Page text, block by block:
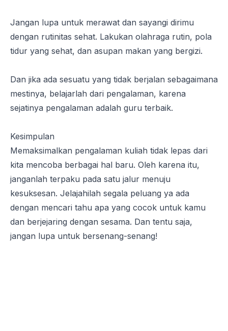
Jangan lupa untuk merawat dan sayangi dirimu
dengan rutinitas sehat. Lakukan olahraga rutin, pola
tidur yang sehat, dan asupan makan yang bergizi.
Dan jika ada sesuatu yang tidak berjalan sebagaimana
mestinya, belajarlah dari pengalaman, karena
sejatinya pengalaman adalah guru terbaik.
Kesimpulan
Memaksimalkan pengalaman kuliah tidak lepas dari
kita mencoba berbagai hal baru. Oleh karena itu,
janganlah terpaku pada satu jalur menuju
kesuksesan. Jelajahilah segala peluang ya ada
dengan mencari tahu apa yang cocok untuk kamu
dan berjejaring dengan sesama. Dan tentu saja,
jangan lupa untuk bersenang-senang!